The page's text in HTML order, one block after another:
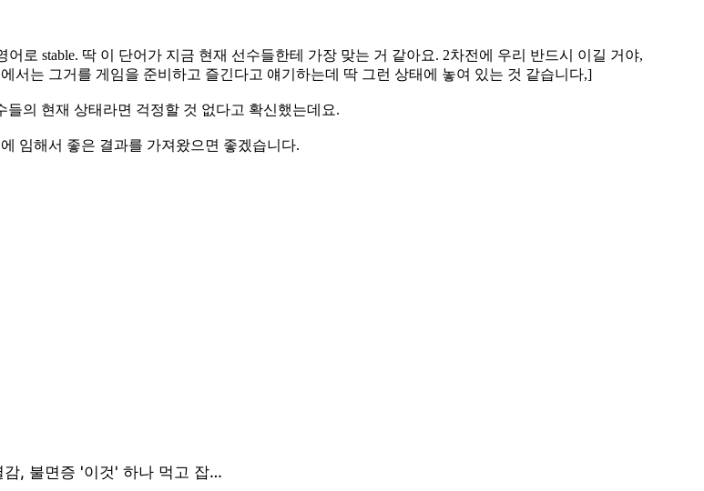
로 stable. 딱 이 단어가 지금 현재 선수들한테 가장 맞는 거 같아요. 2차전에 우리 반드시 이길 거야,
서는 그거를 게임을 준비하고 즐긴다고 얘기하는데 딱 그런 상태에 놓여 있는 것 같습니다,]
의 현재 상태라면 걱정할 것 없다고 확신했는데요.
임해서 좋은 결과를 가져왔으면 좋겠습니다.